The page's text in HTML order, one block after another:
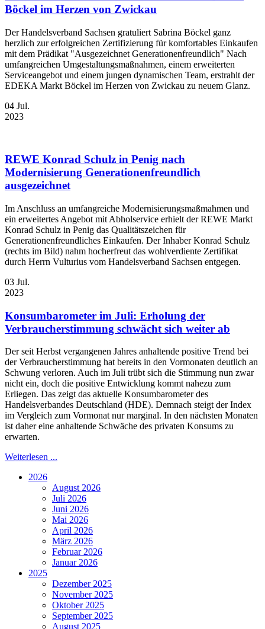
Böckel im Herzen von Zwickau
Der Handelsverband Sachsen gratuliert Sabrina Böckel ganz
herzlich zur erfolgreichen Zertifizierung für komfortables Einkaufen
mit dem Prädikat "Ausgezeichnet Generationenfreundlich" Nach
umfangreichen Umgestaltungsmaßnahmen, einem erweiterten
Serviceangebot und einem jungen dynamischen Team, erstrahlt der
EDEKA Markt Böckel im Herzen von Zwickau zu neuem Glanz.
04 Jul.
2023
REWE Konrad Schulz in Penig nach
Modernisierung Generationenfreundlich
ausgezeichnet
Im Anschluss an umfangreiche Modernisierungsmaßmahmen und
ein erweitertes Angebot mit Abholservice erhielt der REWE Markt
Konrad Schulz in Penig das Qualitätszeichen für
Generationenfreundliches Einkaufen. Der Inhaber Konrad Schulz
(rechts im Bild) nahm hocherfreut das wohlverdiente Zertifikat
durch Herrn Vulturius vom Handelsverband Sachsen entgegen.
03 Jul.
2023
Konsumbarometer im Juli: Erholung der
Verbraucherstimmung schwächt sich weiter ab
Der seit Herbst vergangenen Jahres anhaltende positive Trend bei
der Verbraucherstimmung hat bereits in den Vormonaten deutlich an
Schwung verloren. Auch im Juli trübt sich die Stimmung nun zwar
nicht ein, doch die positive Entwicklung kommt nahezu zum
Erliegen. Das zeigt das aktuelle Konsumbarometer des
Handelsverbandes Deutschland (HDE). Demnach steigt der Index
im Vergleich zum Vormonat nur marginal. In den nächsten Monaten
ist daher eine anhaltende Schwäche des privaten Konsums zu
erwarten.
Weiterlesen ...
2026
August 2026
Juli 2026
Juni 2026
Mai 2026
April 2026
März 2026
Februar 2026
Januar 2026
2025
Dezember 2025
November 2025
Oktober 2025
September 2025
August 2025